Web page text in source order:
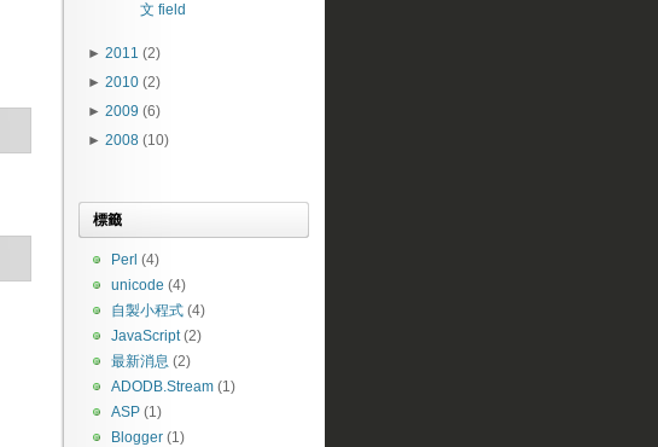
文 field
► 2011 (2)
► 2010 (2)
► 2009 (6)
► 2008 (10)
標籤
Perl (4)
unicode (4)
自製小程式 (4)
JavaScript (2)
最新消息 (2)
ADODB.Stream (1)
ASP (1)
Blogger (1)